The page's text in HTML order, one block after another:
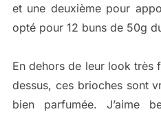
et une deuxième pour
opté pour 12 buns de 50g
En dehors de leur look très
dessus, ces brioches sont
bien parfumée. J’aime